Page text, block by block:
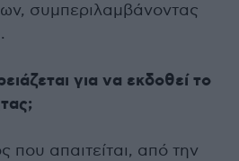
συμπεριλαμβάνοντας
για να εκδοθεί το
που απαιτείται, από την